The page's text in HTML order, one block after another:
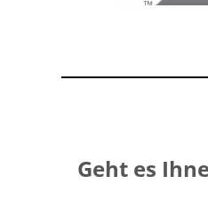
Geht es